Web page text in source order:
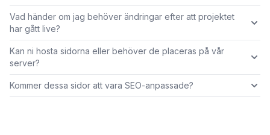
Vad händer om jag behöver ändringar efter att projektet
har gått live?
Kan ni hosta sidorna eller behöver de placeras på vår
server?
Kommer dessa sidor att vara SEO-anpassade?